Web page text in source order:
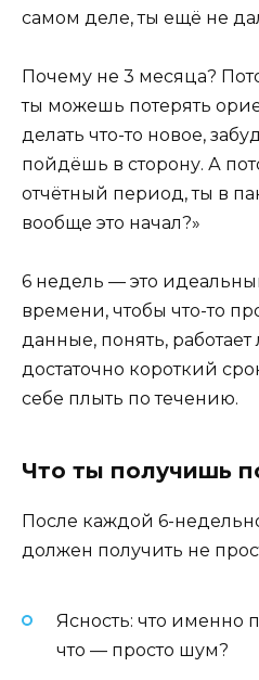
самом деле, ты ещё не
Почему не 3 месяца?
ты можешь потерять
делать что-то новое,
пойдёшь в сторону. А
отчётный период, ты в
вообще это начал?»
6 недель — это
времени, чтобы что-то
данные, понять,
достаточно короткий
себе плыть по течению.
Что ты получишь
После каждой 6-
должен получить не
Ясность: что именно
что — просто шум?